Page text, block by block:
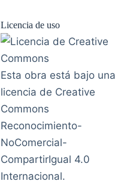
Licencia de uso
Esta obra está bajo una
licencia de Creative
Commons
Reconocimiento-
NoComercial-
CompartirIgual 4.0
Internacional.